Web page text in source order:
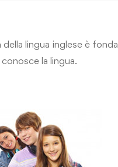
della lingua inglese è
la lingua.